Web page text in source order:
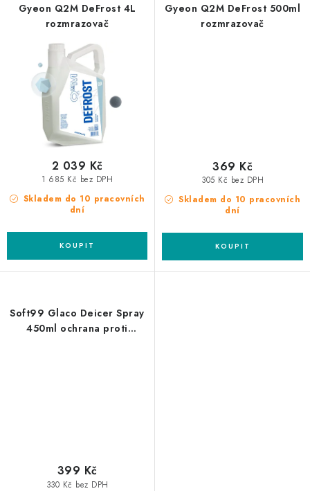
Gyeon Q2M DeFrost 4L
rozmrazovač
Skladem do 10 pracovních
dní
1 685 Kč bez DPH
2 039 Kč
Gyeon Q2M DeFrost 500ml
rozmrazovač
Skladem do 10 pracovních
dní
305 Kč bez DPH
369 Kč
Soft99 Glaco Deicer Spray
450ml ochrana proti
330 Kč bez DPH
399 Kč